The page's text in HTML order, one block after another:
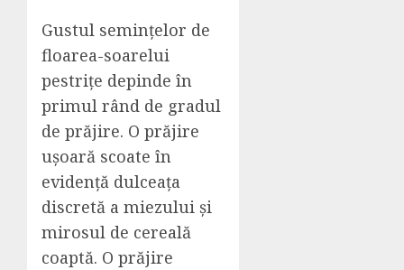
Gustul semințelor de
floarea-soarelui
pestrițe depinde în
primul rând de gradul
de prăjire. O prăjire
ușoară scoate în
evidență dulceața
discretă a miezului și
mirosul de cereală
coaptă. O prăjire